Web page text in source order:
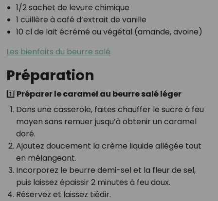
1/2 sachet de levure chimique
1 cuillère à café d’extrait de vanille
10 cl de lait écrémé ou végétal (amande, avoine)
Les bienfaits du beurre salé
Préparation
1️⃣ Préparer le caramel au beurre salé léger
Dans une casserole, faites chauffer le sucre à feu
moyen sans remuer jusqu’à obtenir un caramel
doré.
Ajoutez doucement la crème liquide allégée tout
en mélangeant.
Incorporez le beurre demi-sel et la fleur de sel,
puis laissez épaissir 2 minutes à feu doux.
Réservez et laissez tiédir.